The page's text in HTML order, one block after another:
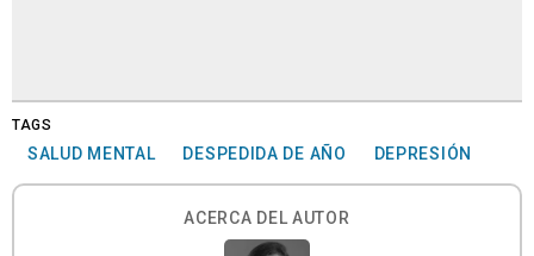
TAGS
SALUD MENTAL DESPEDIDA DE AÑO DEPRESIÓN
ACERCA DEL AUTOR